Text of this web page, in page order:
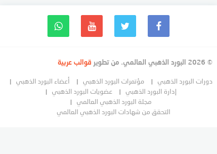
© 2026 البورد الذهبي العالمي. من تطوير قوالب عربية
دورات البورد الذهبي مؤتمرات البورد الذهبي
أعضاء البورد الذهبي
إدارة البورد الذهبي
عضويات البورد الذهبي
مجلة البورد الذهبي العالمي
التحقق من شهادات البورد الذهبي العالمي